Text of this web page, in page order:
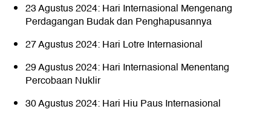
23 Agustus 2024: Hari Internasional Mengenang
Perdagangan Budak dan Penghapusannya
27 Agustus 2024: Hari Lotre Internasional
29 Agustus 2024: Hari Internasional Menentang
Percobaan Nuklir
30 Agustus 2024: Hari Hiu Paus Internasional